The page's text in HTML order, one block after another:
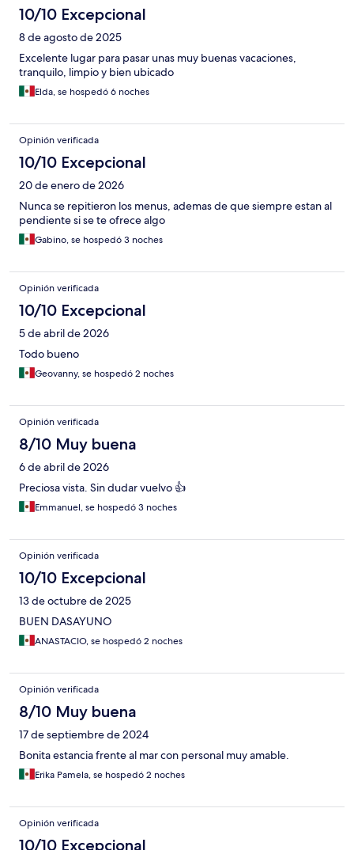
10/10 Excepcional
8 de agosto de 2025
Excelente lugar para pasar unas muy buenas vacaciones,
tranquilo, limpio y bien ubicado
Elda, se hospedó 6 noches
Opinión verificada
10/10 Excepcional
20 de enero de 2026
Nunca se repitieron los menus, ademas de que siempre estan al
pendiente si se te ofrece algo
Gabino, se hospedó 3 noches
Opinión verificada
10/10 Excepcional
5 de abril de 2026
Todo bueno
Geovanny, se hospedó 2 noches
Opinión verificada
8/10 Muy buena
6 de abril de 2026
Preciosa vista. Sin dudar vuelvo 👍
Emmanuel, se hospedó 3 noches
Opinión verificada
10/10 Excepcional
13 de octubre de 2025
BUEN DASAYUNO
ANASTACIO, se hospedó 2 noches
Opinión verificada
8/10 Muy buena
17 de septiembre de 2024
Bonita estancia frente al mar con personal muy amable.
Erika Pamela, se hospedó 2 noches
Opinión verificada
10/10 Excepcional